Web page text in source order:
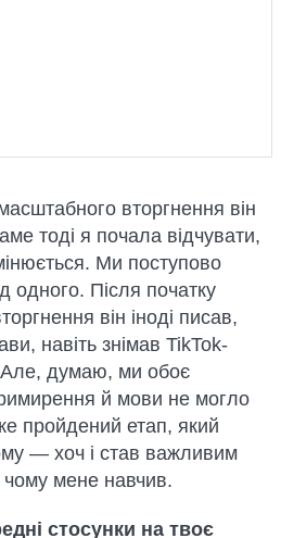
вторгнення він
тоді я почала відчувати,
Ми поступово
одного. Після початку
він іноді писав,
навіть знімав TikTok-
Але, думаю, ми обоє
й мови не могло
пройдений етап, який
— хоч і став важливим
мене навчив.
стосунки на твоє